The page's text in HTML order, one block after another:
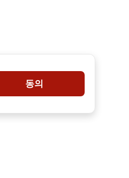
동의
페루자 구시가지에서